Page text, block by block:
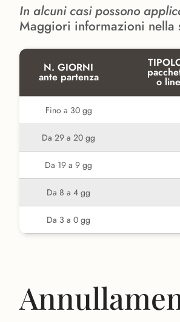
In alcuni casi possono
Maggiori informazioni nella
N. GIORNI
ante partenza o
Fino a 30 gg
Da 29 a 20 gg
Da 19 a 9 gg
Da 8 a 4 gg
Da 3 a 0 gg